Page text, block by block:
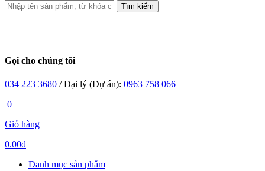
Tìm kiếm
Gọi cho chúng tôi
034 223 3680 / Đại lý (Dự án): 0963 758 066
0
Giỏ hàng
0.00đ
Danh mục sản phẩm